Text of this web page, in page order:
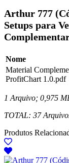
Arthur 777
Setups para
Nome
Material
ProfitChart 1.0.pdf
1 Arquivo; 0,975
TOTAL: 37
Produtos